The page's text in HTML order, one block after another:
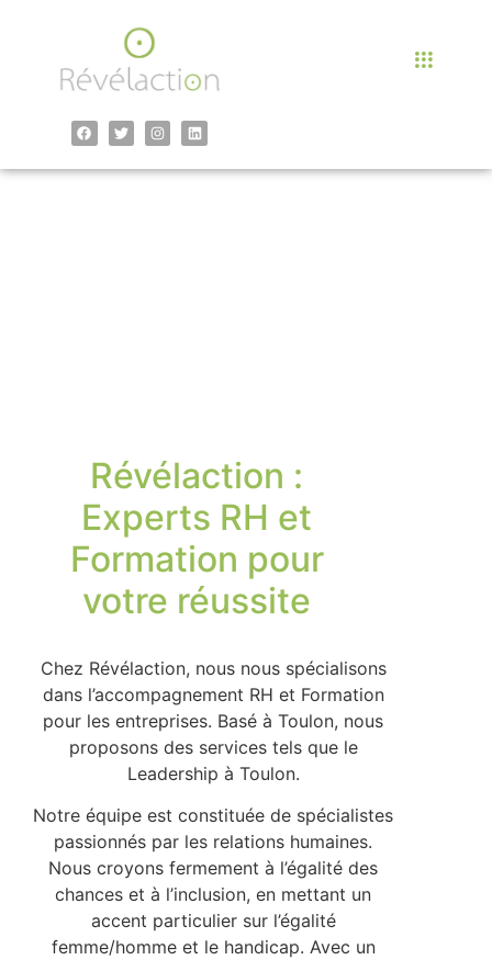
Révélaction :
Experts RH et
Formation pour
votre réussite
Chez Révélaction, nous nous spécialisons
dans l’accompagnement RH et Formation
pour les entreprises. Basé à Toulon, nous
proposons des services tels que le
Leadership à Toulon.
Notre équipe est constituée de spécialistes
passionnés par les relations humaines.
Nous croyons fermement à l’égalité des
chances et à l’inclusion, en mettant un
accent particulier sur l’égalité
femme/homme et le handicap. Avec un